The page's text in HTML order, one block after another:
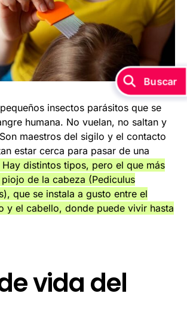
insectos parásitos que se
humana. No vuelan, no saltan y
maestros del sigilo y el contacto
estar cerca para pasar de una
Hay distintos tipos, pero el que más
de la cabeza (Pediculus
que se instala a gusto entre el
y el cabello, donde puede vivir hasta
vida del